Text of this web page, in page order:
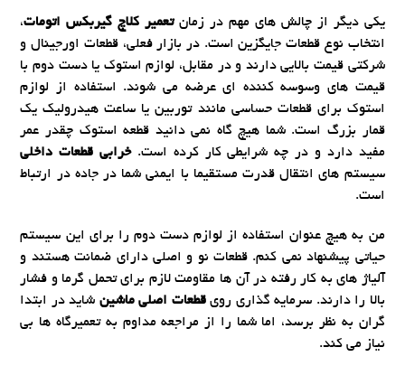
یکی دیگر از چالش های مهم در زمانتعمیر کلاچ گیربکس اتومات،
انتخاب نوع قطعات جایگزین است. در بازار فعلی، قطعات اورجینال و
شرکتی قیمت بالایی دارند و در مقابل، لوازم استوک یا دست دوم با
قیمت های وسوسه کننده ای عرضه می شوند. استفاده از لوازم
استوک برای قطعات حساسی مانند توربین یا ساعت هیدرولیک یک
قمار بزرگ است. شما هیچ گاه نمی دانید قطعه استوک چقدر عمر
مفید دارد و در چه شرایطی کار کرده است.خرابی قطعات داخلی
سیستم های انتقال قدرت مستقیما با ایمنی شما در جاده در ارتباط
است.
من به هیچ عنوان استفاده از لوازم دست دوم را برای این سیستم
حیاتی پیشنهاد نمی کنم. قطعات نو و اصلی دارای ضمانت هستند و
آلیاژ های به کار رفته در آن ها مقاومت لازم برای تحمل گرما و فشار
بالا را دارند. سرمایه گذاری رویقطعات اصلی ماشین شاید در ابتدا
گران به نظر برسد، اما شما را از مراجعه مداوم به تعمیرگاه ها بی
نیاز می کند.